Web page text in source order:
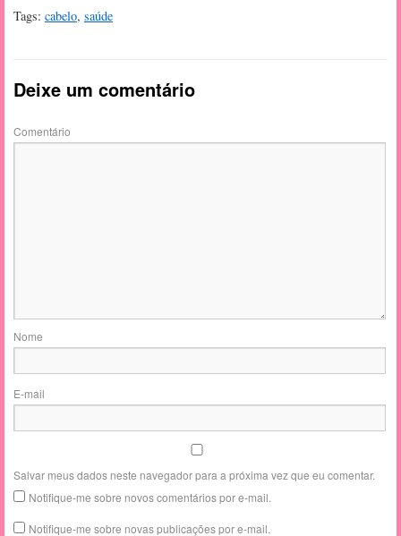
Tags: cabelo, saúde
Deixe um comentário
Comentário
Nome
E-mail
Salvar meus dados neste navegador para a próxima vez que eu comentar.
Notifique-me sobre novos comentários por e-mail.
Notifique-me sobre novas publicações por e-mail.